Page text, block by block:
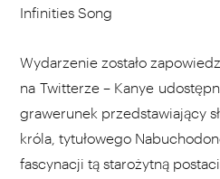
Infinities Song
Wydarzenie zostało
na Twitterze – Kanye
grawerunek przedstawiający
króla, tytułowego
fascynacji tą starożytną